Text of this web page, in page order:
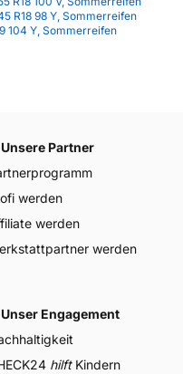
R18 98 Y, Sommerreifen
104 Y, Sommerreifen
Unsere Partner
werden
werden
werden
Unser Engagement
hilftKindern